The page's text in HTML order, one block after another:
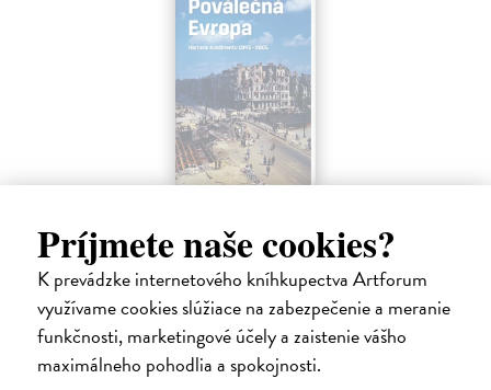
Príjmete naše cookies?
K prevádzke internetového kníhkupectva Artforum
využívame cookies slúžiace na zabezpečenie a meranie
funkčnosti, marketingové účely a zaistenie vášho
maximálneho pohodlia a spokojnosti.
Judt Tony
| Elektronická kniha
V roce 1945 byla Evropa na kolenou. Značnou část evropských zemí
těžce postihlo válečné ničení, masové vraždění, letecké
bombardování a rozvrat.
Na stiahnutie ako EPUB ,MOBI PDF
41,59 €